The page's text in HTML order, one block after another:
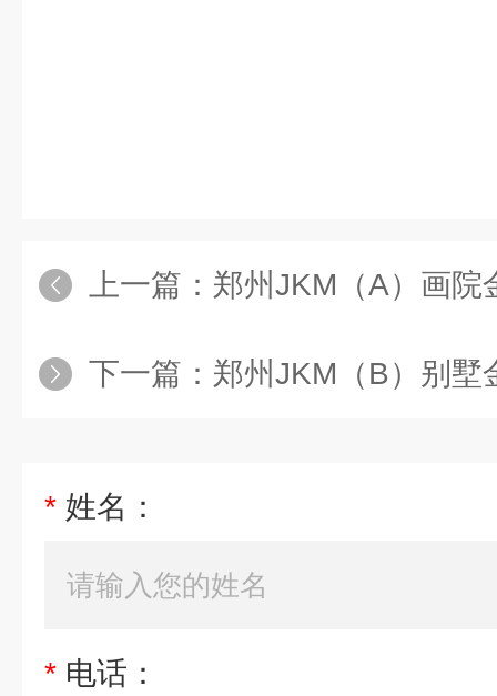
上一篇： 郑州JKM（A）画院
下一篇： 郑州JKM（B）别墅
* 姓名：
* 电话：